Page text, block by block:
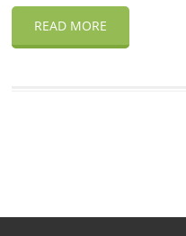
READ MORE